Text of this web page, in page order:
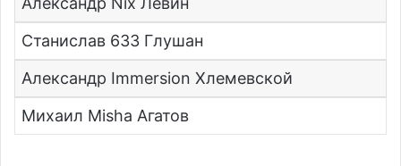
Станислав 633 Глушан
Александр Immersion Хлемевской
Михаил Misha Агатов